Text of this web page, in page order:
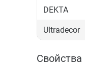
DEKTA
Ultradecor
Свойства